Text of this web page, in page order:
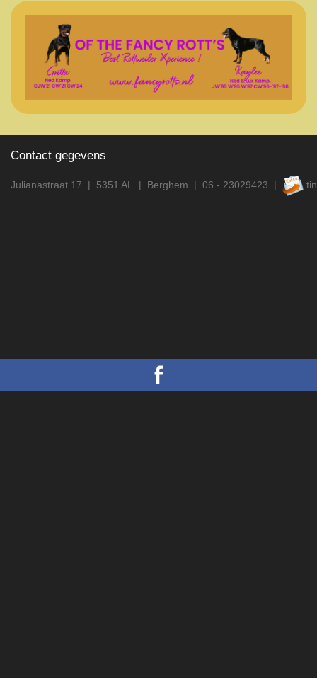
Contact gegevens
Julianastraat 17 | 5351 AL | Berghem | 06 - 23029423 |